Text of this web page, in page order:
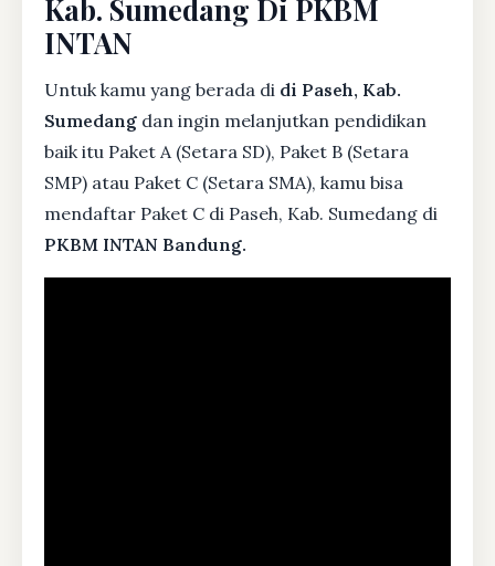
Kab. Sumedang Di PKBM
INTAN
Untuk kamu yang berada di di Paseh, Kab.
Sumedang dan ingin melanjutkan pendidikan
baik itu Paket A (Setara SD), Paket B (Setara
SMP) atau Paket C (Setara SMA), kamu bisa
mendaftar Paket C di Paseh, Kab. Sumedang di
PKBM INTAN Bandung.